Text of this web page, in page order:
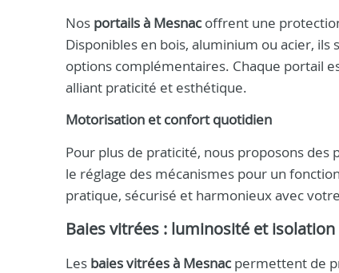
Nos portails à Mesnac offrent une
Disponibles en bois, aluminium ou acier,
options complémentaires. Chaque portail
alliant praticité et esthétique.
Motorisation et confort quotidien
Pour plus de praticité, nous proposons
le réglage des mécanismes pour un
pratique, sécurisé et harmonieux avec
Baies vitrées : luminosité et
Les baies vitrées à Mesnac permettent de